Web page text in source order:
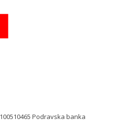
Podravska banka